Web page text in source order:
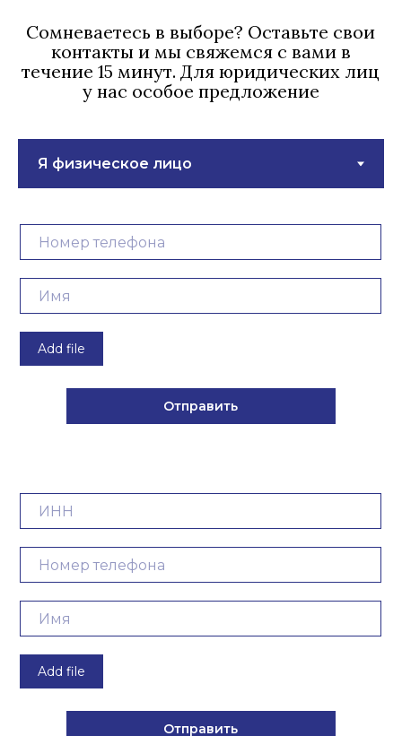
Сомневаетесь в выборе? Оставьте свои
контакты и мы свяжемся с вами в
течение 15 минут. Для юридических лиц
у нас особое предложение
Add file
Отправить
Контакты получены - мы перезвоним
вам в ближайшее время
Add file
Отправить